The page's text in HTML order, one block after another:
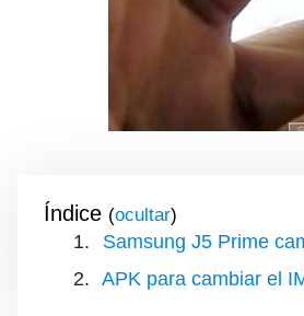
Índice ( )
Samsung J5 Prime
APK para cambiar el